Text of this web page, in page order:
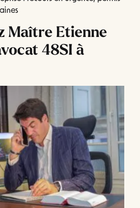
Maître Etienne
48SI à